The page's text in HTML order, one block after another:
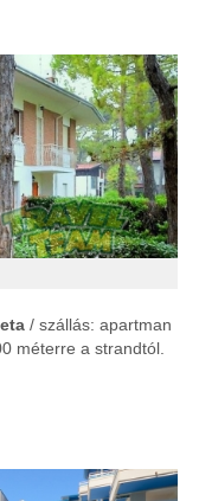
/ szállás: apartman
méterre a strandtól.